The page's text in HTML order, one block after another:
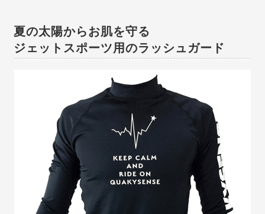
夏の太陽からお肌を守る
ジェットスポーツ用のラッシュガード